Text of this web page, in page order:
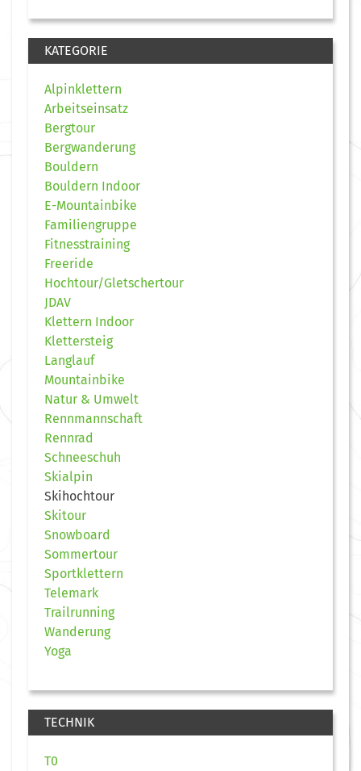
KATEGORIE
Alpinklettern
Arbeitseinsatz
Bergtour
Bergwanderung
Bouldern
Bouldern Indoor
E-Mountainbike
Familiengruppe
Fitnesstraining
Freeride
Hochtour/Gletschertour
JDAV
Klettern Indoor
Klettersteig
Langlauf
Mountainbike
Natur & Umwelt
Rennmannschaft
Rennrad
Schneeschuh
Skialpin
Skihochtour
Skitour
Snowboard
Sommertour
Sportklettern
Telemark
Trailrunning
Wanderung
Yoga
TECHNIK
T0